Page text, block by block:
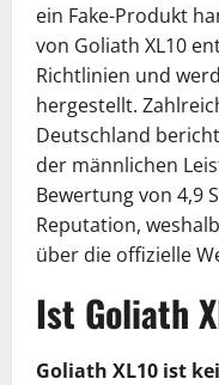
ein Fake-Produkt
von Goliath XL10
Richtlinien und
hergestellt.
Deutschland
der männlichen
Bewertung von 4,9
Reputation,
über die offizielle
Ist Goliath
Goliath XL10 ist